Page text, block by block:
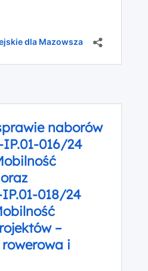
naborów
IP.01-016/24
IP.01-018/24
–
i